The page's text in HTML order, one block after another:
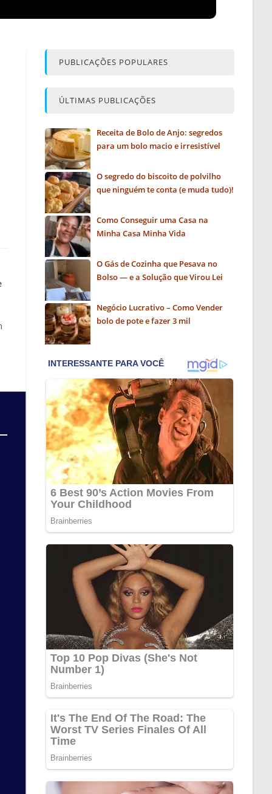
PUBLICAÇÕES POPULARES
ÚLTIMAS PUBLICAÇÕES
Receita de Bolo de Anjo: segredos
para um bolo macio e irresistível
O segredo do biscoito de polvilho
que ninguém te conta (e muda tudo)!
Como Conseguir uma Casa na
Minha Casa Minha Vida
O Gás de Cozinha que Pesava no
Bolso — e a Solução que Virou Lei
Negócio Lucrativo – Como Vender
bolo de pote e fazer 3 mil